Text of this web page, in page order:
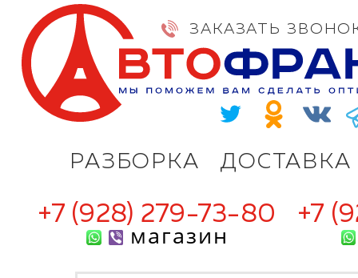
РАЗБОРКА ДОСТАВКА
ЗАКАЗАТЬ
+7 (928) 279-73-80
магазин
+7